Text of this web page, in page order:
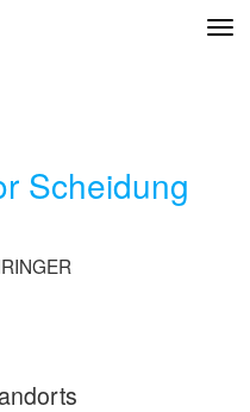
Scheidung